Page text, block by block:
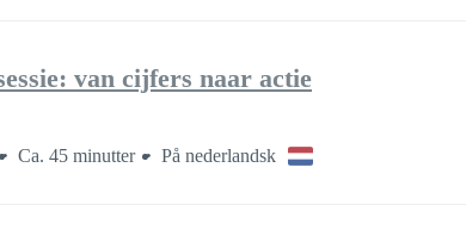
van cijfers naar actie
Ca. 45 minutter På nederlandsk